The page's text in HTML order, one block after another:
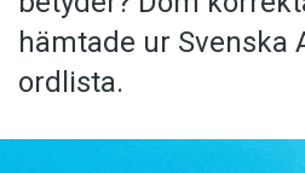
hämtade ur Svenska
ordlista.